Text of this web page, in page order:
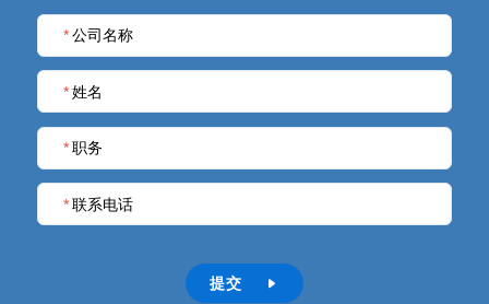
* 公司名称
* 姓名
* 职务
* 联系电话
提交 